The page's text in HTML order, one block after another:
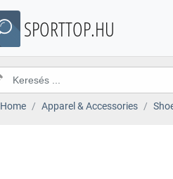
SPORTTOP.HU
Home Apparel & Accessories